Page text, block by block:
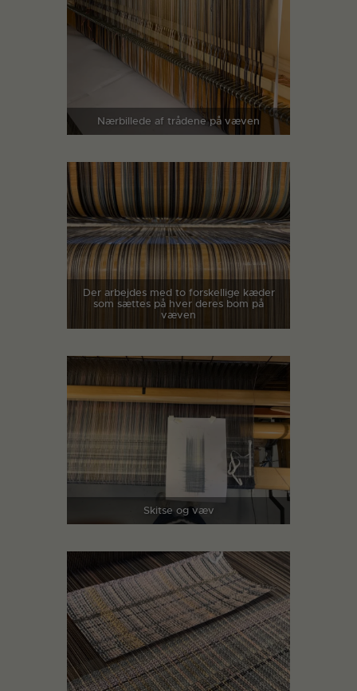
Nærbillede af trådene på væven
Der arbejdes med to forskellige kæder
som sættes på hver deres bom på
væven
Skitse og væv